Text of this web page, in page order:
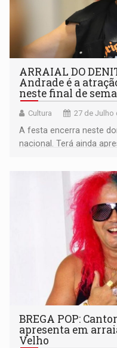
ARRAIAL DO
Andrade é a
neste final de
Cultura 27 de Julho
A festa encerra neste
nacional. Terá ainda
BREGA POP:
apresenta em
Velho